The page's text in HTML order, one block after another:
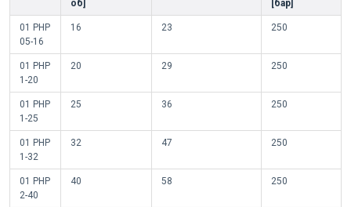
об] [бар]
01 PHP
05-16
16 23 250
01 PHP
1-20
20 29 250
01 PHP
1-25
25 36 250
01 PHP
1-32
32 47 250
01 PHP
2-40
40 58 250